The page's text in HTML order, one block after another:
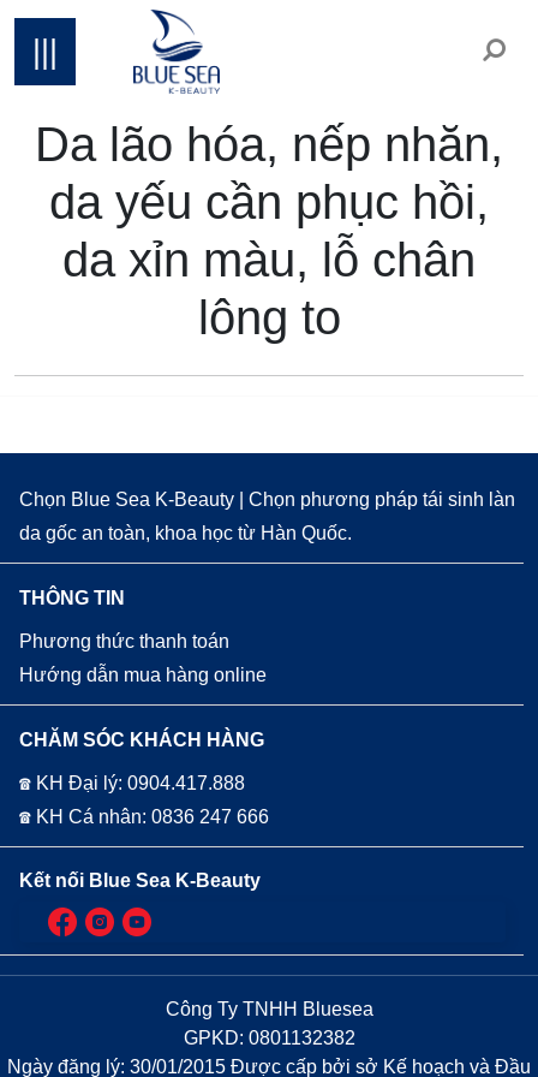
Da lão hóa, nếp nhăn,
da yếu cần phục hồi,
da xỉn màu, lỗ chân
lông to
Chọn Blue Sea K-Beauty | Chọn phương pháp tái sinh làn
da gốc an toàn, khoa học từ Hàn Quốc.
THÔNG TIN
Phương thức thanh toán
Hướng dẫn mua hàng online
CHĂM SÓC KHÁCH HÀNG
☎ KH Đại lý: 0904.417.888
☎ KH Cá nhân: 0836 247 666
Kết nối Blue Sea K-Beauty
Công Ty TNHH Bluesea
GPKD: 0801132382
Ngày đăng lý: 30/01/2015 Được cấp bởi sở Kế hoạch và Đầu